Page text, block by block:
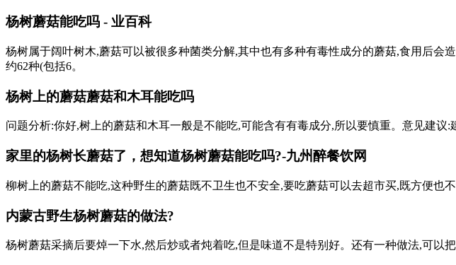
杨树蘑菇能吃吗 - 业百科
杨树属于阔叶树木,蘑菇可以被很多种菌类分解,其中也有多种有毒性成分的蘑菇,食用后会
约62种(包括6。
杨树上的蘑菇蘑菇和木耳能吃吗
问题分析:你好,树上的蘑菇和木耳一般是不能吃,可能含有有毒成分,所以要慎重。意见建议
家里的杨树长蘑菇了，想知道杨树蘑菇能吃吗?-九州醉餐饮网
柳树上的蘑菇不能吃,这种野生的蘑菇既不卫生也不安全,要吃蘑菇可以去超市买,既方便也
内蒙古野生杨树蘑菇的做法?
杨树蘑菇采摘后要焯一下水,然后炒或者炖着吃,但是味道不是特别好。还有一种做法,可以